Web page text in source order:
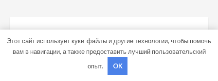
Этот сайт использует куки-файлы и другие технологии, чтобы помочь
вам в навигации, а также предоставить лучший пользовательский
опыт.
OK